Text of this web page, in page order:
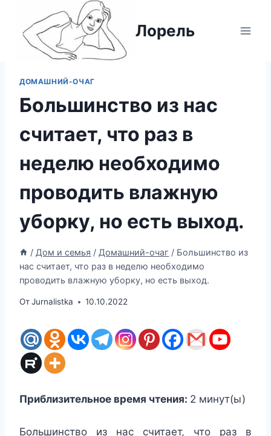
содержимому
Лорель
ДОМАШНИЙ-ОЧАГ
Большинство из нас
считает, что раз в
неделю необходимо
проводить влажную
уборку, но есть выход.
/ Дом и семья / Домашний-очаг / Большинство из
нас считает, что раз в неделю необходимо
проводить влажную уборку, но есть выход.
ОтJurnalistka 10.10.2022
Приблизительное время чтения: 2 минут(ы)
Большинство из нас считает, что раз в